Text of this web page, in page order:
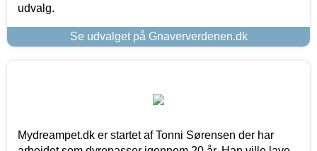
udvalg.
Se udvalget på Gnaververdenen.dk
Mydreampet.dk er startet af Tonni Sørensen der har